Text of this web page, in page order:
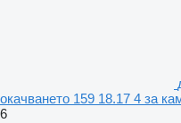
окачването 159 18.17 4 за
6